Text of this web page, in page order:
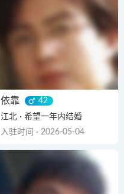
依靠
42
江北 · 希望一年内结婚
入驻时间 · 2026-05-04